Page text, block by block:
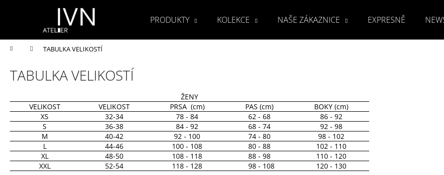
PRODUKTY KOLEKCE NAŠE ZÁKAZNICE EXPRESNĚ
Domů TABULKA VELIKOSTÍ
TABULKA VELIKOSTÍ
ŽENY
VELIKOST
VELIKOST PRSA (cm) PAS (cm)
BOKY (cm)
XS
32-34 78 - 84 62 - 68
86 - 92
S
36-38 84 - 92 68 - 74
92 - 98
M
40-42 92 - 100 74 - 80
98 - 102
L
44-46 100 - 108 80 - 88
102 - 110
XL
48-50 108 - 118 88 - 98
110 - 120
XXL
52-54 118 - 128 98 - 108 120 - 130
š
do
obchodu
do
obchodu
Doporučujeme